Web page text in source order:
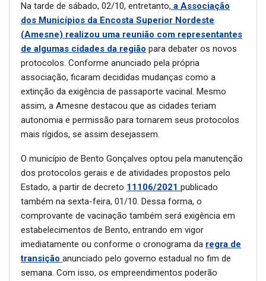
Na tarde de sábado, 02/10, entretanto, a Associação
dos Municípios da Encosta Superior Nordeste
(Amesne) realizou uma reunião com representantes
de algumas cidades da região para debater os novos
protocolos. Conforme anunciado pela própria
associação, ficaram decididas mudanças como a
extinção da exigência de passaporte vacinal. Mesmo
assim, a Amesne destacou que as cidades teriam
autonomia e permissão para tornarem seus protocolos
mais rígidos, se assim desejassem.
O município de Bento Gonçalves optou pela manutenção
dos protocolos gerais e de atividades propostos pelo
Estado, a partir de decreto 11106/2021 publicado
também na sexta-feira, 01/10. Dessa forma, o
comprovante de vacinação também será exigência em
estabelecimentos de Bento, entrando em vigor
imediatamente ou conforme o cronograma da regra de
transição anunciado pelo governo estadual no fim de
semana. Com isso, os empreendimentos poderão